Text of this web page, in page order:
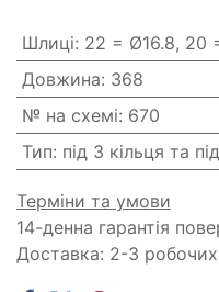
Шлиці: 22 = Ø16.8, 20
Довжина: 368
№ на схемі: 670
Тип: під 3 кільця та
Терміни та умови
14-денна гарантія
Доставка: 2-3 робочих